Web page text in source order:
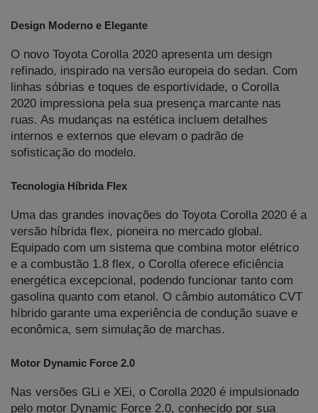
Design Moderno e Elegante
O novo Toyota Corolla 2020 apresenta um design
refinado, inspirado na versão europeia do sedan. Com
linhas sóbrias e toques de esportividade, o Corolla
2020 impressiona pela sua presença marcante nas
ruas. As mudanças na estética incluem detalhes
internos e externos que elevam o padrão de
sofisticação do modelo.
Tecnologia Híbrida Flex
Uma das grandes inovações do Toyota Corolla 2020 é a
versão híbrida flex, pioneira no mercado global.
Equipado com um sistema que combina motor elétrico
e a combustão 1.8 flex, o Corolla oferece eficiência
energética excepcional, podendo funcionar tanto com
gasolina quanto com etanol. O câmbio automático CVT
híbrido garante uma experiência de condução suave e
econômica, sem simulação de marchas.
Motor Dynamic Force 2.0
Nas versões GLi e XEi, o Corolla 2020 é impulsionado
pelo motor Dynamic Force 2.0, conhecido por sua